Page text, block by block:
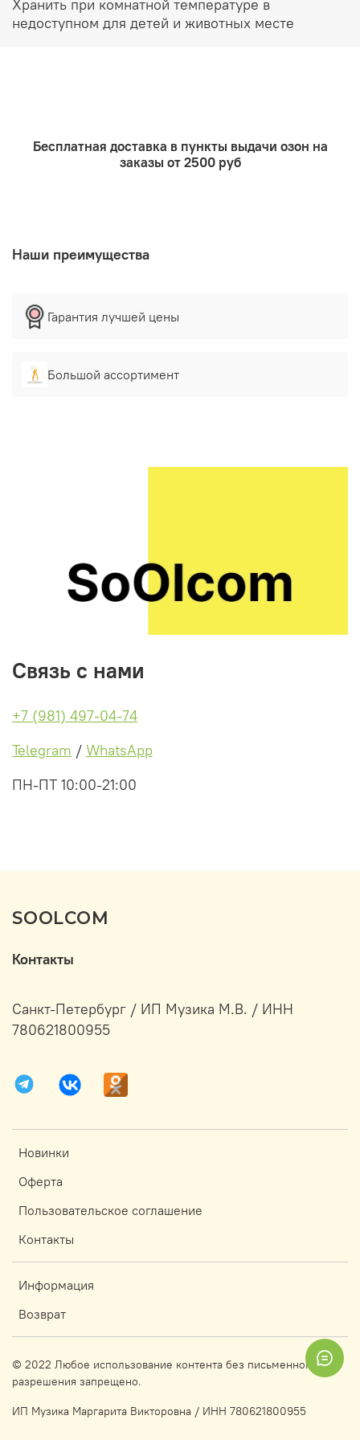
легковоспламеняющихся предметов. Не храните в
доступном для детей и животных месте.
Хранить при комнатной температуре в
недоступном для детей и животных месте
Бесплатная доставка в пункты выдачи озон на
заказы от 2500 руб
Наши преимущества
Гарантия лучшей цены
Большой ассортимент
Связь с нами
+7 (981) 497-04-74
Telegram / WhatsApp
ПН-ПТ 10:00-21:00
SOOLCOM
Новинки
Оферта
Пользовательское соглашение
Контакты
Информация
Возврат
Контакты
Санкт-Петербург / ИП Музика М.В. / ИНН
780621800955
© 2022 Любое использование контента без письменного
разрешения запрещено.
ИП Музика Маргарита Викторовна / ИНН 780621800955